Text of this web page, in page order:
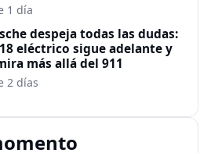
1 día
despeja todas las dudas:
eléctrico sigue adelante y
más allá del 911
2 días